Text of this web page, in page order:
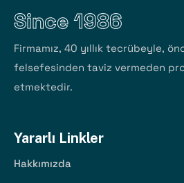
Since 1986
Firmamız, 40 yıllık tecrübeyle,
felsefesinden taviz vermeden
etmektedir.
Yararlı Linkler
Hakkımızda